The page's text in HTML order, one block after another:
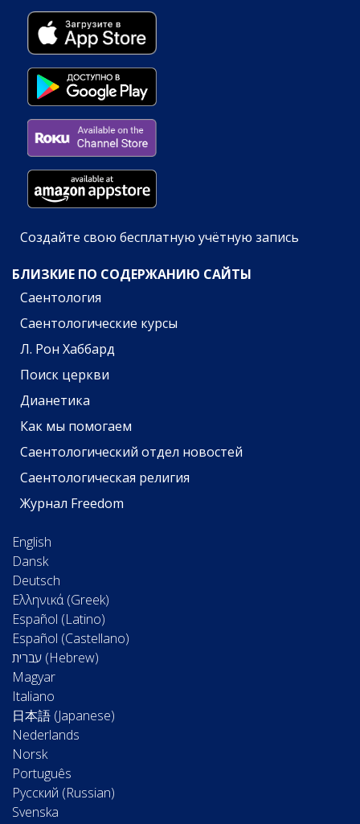
Создайте свою бесплатную учётную запись
БЛИЗКИЕ ПО СОДЕРЖАНИЮ САЙТЫ
Саентология
Саентологические курсы
Л. Рон Хаббард
Поиск церкви
Дианетика
Как мы помогаем
Саентологический отдел новостей
Саентологическая религия
Журнал Freedom
English
Dansk
Deutsch
Ελληνικά (Greek)
Español (Latino)
Español (Castellano)
Magyar
Italiano
日本語 (Japanese)
Nederlands
Norsk
Português
Русский (Russian)
Svenska